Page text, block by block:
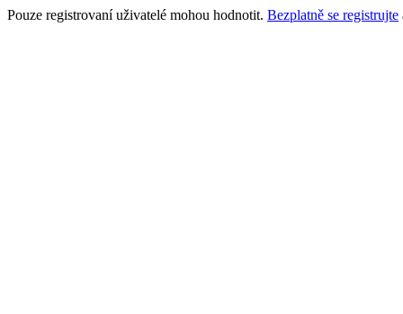
Pouze registrovaní uživatelé mohou hodnotit. Bezplatně se registrujte